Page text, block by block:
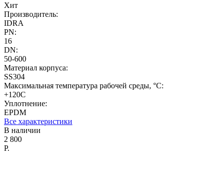
Хит
Производитель:
IDRA
PN:
16
DN:
50-600
Материал корпуса:
SS304
Максимальная температура рабочей среды, °C:
+120C
Уплотнение:
EPDM
Все характеристики
В наличии
2 800
Р.